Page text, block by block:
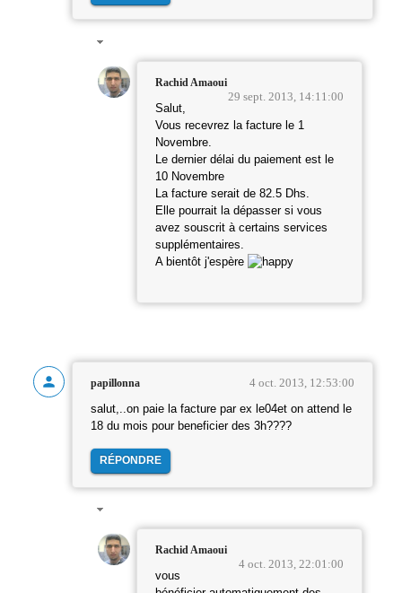
Rachid Amaoui
29 sept. 2013, 14:11:00
Salut,
Vous recevrez la facture le 1
Novembre.
Le dernier délai du paiement est le
10 Novembre
La facture serait de 82.5 Dhs.
Elle pourrait la dépasser si vous
avez souscrit à certains services
supplémentaires.
A bientôt j'espère
papillonna 4 oct. 2013, 12:53:00
salut,..on paie la facture par ex le04et on attend le
18 du mois pour beneficier des 3h????
RÉPONDRE
Rachid Amaoui
4 oct. 2013, 22:01:00
vous